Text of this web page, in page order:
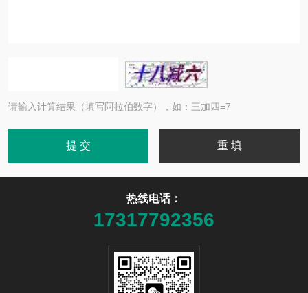
请输入计算结果（填写阿拉伯数字），如：三加四=7
热线电话：
17317792356